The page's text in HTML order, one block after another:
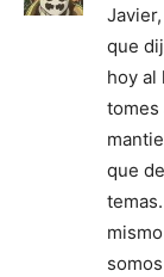
que
hoy
tomes
que